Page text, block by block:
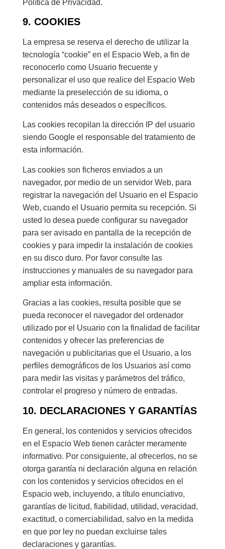
Política de Privacidad.
9. COOKIES
La empresa se reserva el derecho de utilizar la
tecnología “cookie” en el Espacio Web, a fin de
reconocerlo como Usuario frecuente y
personalizar el uso que realice del Espacio Web
mediante la preselección de su idioma, o
contenidos más deseados o específicos.
Las cookies recopilan la dirección IP del usuario
siendo Google el responsable del tratamiento de
esta información.
Las cookies son ficheros enviados a un
navegador, por medio de un servidor Web, para
registrar la navegación del Usuario en el Espacio
Web, cuando el Usuario permita su recepción. Si
usted lo desea puede configurar su navegador
para ser avisado en pantalla de la recepción de
cookies y para impedir la instalación de cookies
en su disco duro. Por favor consulte las
instrucciones y manuales de su navegador para
ampliar esta información.
Gracias a las cookies, resulta posible que se
pueda reconocer el navegador del ordenador
utilizado por el Usuario con la finalidad de facilitar
contenidos y ofrecer las preferencias de
navegación u publicitarias que el Usuario, a los
perfiles demográficos de los Usuarios así como
para medir las visitas y parámetros del tráfico,
controlar el progreso y número de entradas.
10. DECLARACIONES Y GARANTÍAS
En general, los contenidos y servicios ofrecidos
en el Espacio Web tienen carácter meramente
informativo. Por consiguiente, al ofrecerlos, no se
otorga garantía ni declaración alguna en relación
con los contenidos y servicios ofrecidos en el
Espacio web, incluyendo, a título enunciativo,
garantías de licitud, fiabilidad, utilidad, veracidad,
exactitud, o comerciabilidad, salvo en la medida
en que por ley no puedan excluirse tales
declaraciones y garantías.